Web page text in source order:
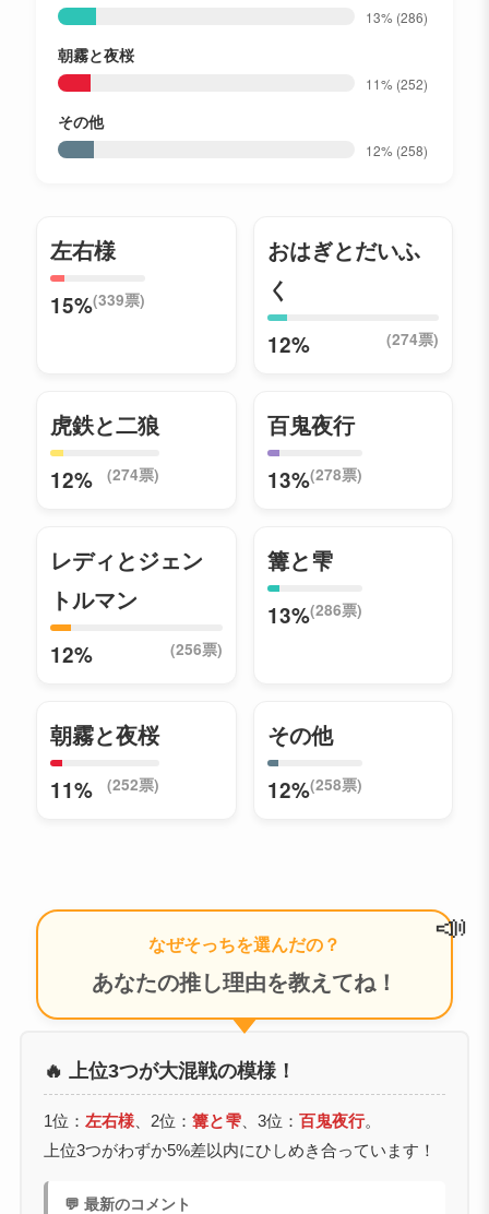
13% (286)
朝霧と夜桜
11% (252)
その他
12% (258)
左右様
15%(339票)
おはぎとだいふ
く
12% (274票)
虎鉄と二狼
12% (274票)
百鬼夜行
13%(278票)
レディとジェン
トルマン
12% (256票)
篝と雫
13%(286票)
朝霧と夜桜
11% (252票)
その他
12%(258票)
なぜそっちを選んだの？
あなたの推し理由を教えてね！
📣
🔥 上位3つが大混戦の模様！
1位： 左右様、2位： 篝と雫、3位： 百鬼夜行。
上位3つがわずか5%差以内にひしめき合っています！
💬 最新のコメント